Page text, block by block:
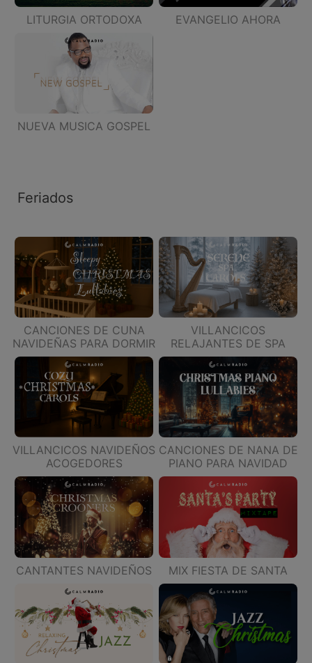
LITURGIA ORTODOXA EVANGELIO AHORA
NUEVA MUSICA GOSPEL
Feriados
CANCIONES DE CUNA
NAVIDEÑAS PARA DORMIR
VILLANCICOS
RELAJANTES DE SPA
VILLANCICOS NAVIDEÑOS
ACOGEDORES
CANCIONES DE NANA DE
PIANO PARA NAVIDAD
CANTANTES NAVIDEÑOS MIX FIESTA DE SANTA